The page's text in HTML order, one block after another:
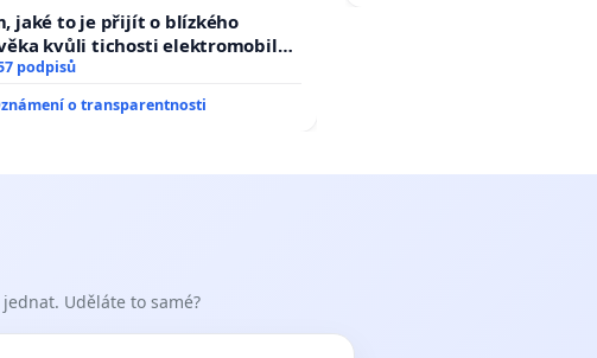
auta!
jaké to je přijít o blízkého
kvůli tichosti elektromobilů,
až přibydou další,
podpisů
o transparentnosti
Uděláte to samé?